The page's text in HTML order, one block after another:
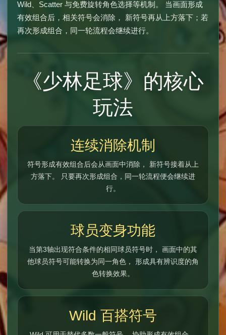
Wild、Scatter 与免费旋转角色选择等机制。 当画面形成
有效组合后，相关符号会消除， 新符号再从上方落下；若
再次形成组合，同一轮流程会继续进行。
《少林足球》的核心
玩法
连续消除机制
符号形成有效组合后会从画面中消除， 新符号接着从上
方落下。 只要再次形成组合，同一轮流程便会继续进
行。
球员变身功能
当第3轴出现符合条件的相同球员符号时， 画面中的其
他球员符号可能转换为同一角色， 形成具有辨识度的角
色转换效果。
Wild 百搭符号